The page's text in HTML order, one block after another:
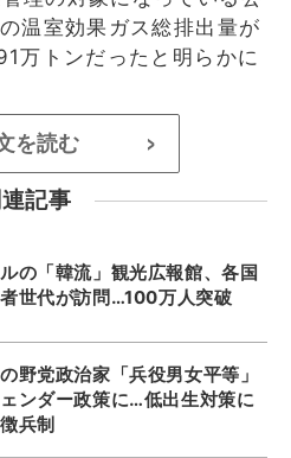
温室効果ガス総排出量が
万トンだったと明らかに
を読む >
記事
の「韓流」観光広報館、各国
世代が訪問…100万人突破
野党政治家「兵役男女平等」
ンダー政策に…低出生対策に
兵制